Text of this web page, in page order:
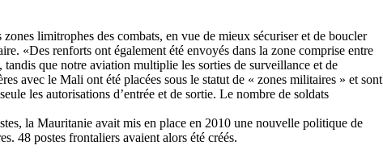
limitrophes des combats, en vue de mieux sécuriser et de boucler
«Des renforts ont également été envoyés dans la zone comprise entre
que notre aviation multiplie les sorties de surveillance et de
avec le Mali ont été placées sous le statut de « zones militaires » et sont
les autorisations d’entrée et de sortie. Le nombre de soldats
la Mauritanie avait mis en place en 2010 une nouvelle politique de
48 postes frontaliers avaient alors été créés.